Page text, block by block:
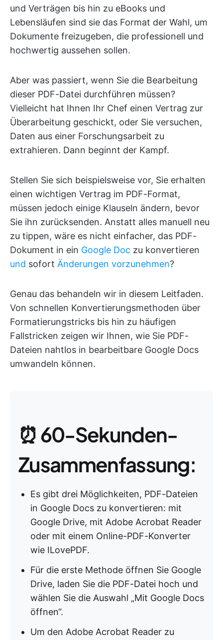
und Verträgen bis hin zu eBooks und
Lebensläufen sind sie das Format der Wahl, um
Dokumente freizugeben, die professionell und
hochwertig aussehen sollen.
Aber was passiert, wenn Sie die Bearbeitung
dieser PDF-Datei durchführen müssen?
Vielleicht hat Ihnen Ihr Chef einen Vertrag zur
Überarbeitung geschickt, oder Sie versuchen,
Daten aus einer Forschungsarbeit zu
extrahieren. Dann beginnt der Kampf.
Stellen Sie sich beispielsweise vor, Sie erhalten
einen wichtigen Vertrag im PDF-Format,
müssen jedoch einige Klauseln ändern, bevor
Sie ihn zurücksenden. Anstatt alles manuell neu
zu tippen, wäre es nicht einfacher, das PDF-
Dokument in ein Google Doc zu konvertieren
und sofort Änderungen vorzunehmen?
Genau das behandeln wir in diesem Leitfaden.
Von schnellen Konvertierungsmethoden über
Formatierungstricks bis hin zu häufigen
Fallstricken zeigen wir Ihnen, wie Sie PDF-
Dateien nahtlos in bearbeitbare Google Docs
umwandeln können.
⏰ 60-Sekunden-
Zusammenfassung:
Es gibt drei Möglichkeiten, PDF-Dateien
in Google Docs zu konvertieren: mit
Google Drive, mit Adobe Acrobat Reader
oder mit einem Online-PDF-Konverter
wie ILovePDF.
Für die erste Methode öffnen Sie Google
Drive, laden Sie die PDF-Datei hoch und
wählen Sie die Auswahl „Mit Google Docs
öffnen“.
Um den Adobe Acrobat Reader zu